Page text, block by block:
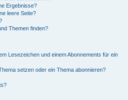
Ergebnisse?
leere Seite?
Themen finden?
Lesezeichen und einem Abonnements für ein
setzen oder ein Thema abonnieren?